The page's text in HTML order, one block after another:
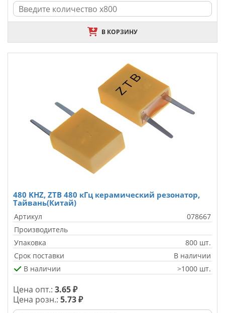
В КОРЗИНУ
480 KHZ, ZTB 480 кГц керамический резонатор,
Тайвань(Китай)
Артикул
078667
Производитель
Упаковка
800 шт.
Срок поставки
В наличии
В наличии
>1000 шт.
Цена опт.: 3.65 ₽
Цена розн.: 5.73 ₽